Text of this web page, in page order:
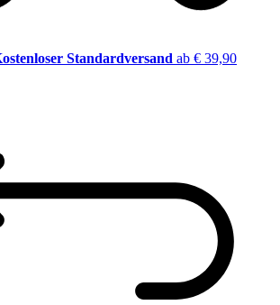
Standardversand ab € 39,90